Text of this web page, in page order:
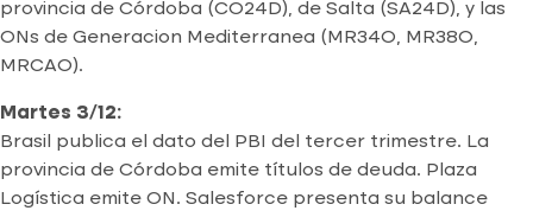
provincia de Córdoba (CO24D), de Salta (SA24D), y las
ONs de Generacion Mediterranea (MR34O, MR38O,
MRCAO).
Martes 3/12:
Brasil publica el dato del PBI del tercer trimestre. La
provincia de Córdoba emite títulos de deuda. Plaza
Logística emite ON. Salesforce presenta su balance